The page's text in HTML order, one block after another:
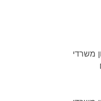
משרדי